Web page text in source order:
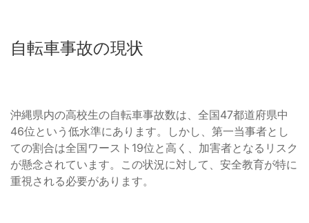
自転車事故の現状
沖縄県内の高校生の自転車事故数は、全国47都道府県中
46位という低水準にあります。しかし、第一当事者とし
ての割合は全国ワースト19位と高く、加害者となるリスク
が懸念されています。この状況に対して、安全教育が特に
重視される必要があります。